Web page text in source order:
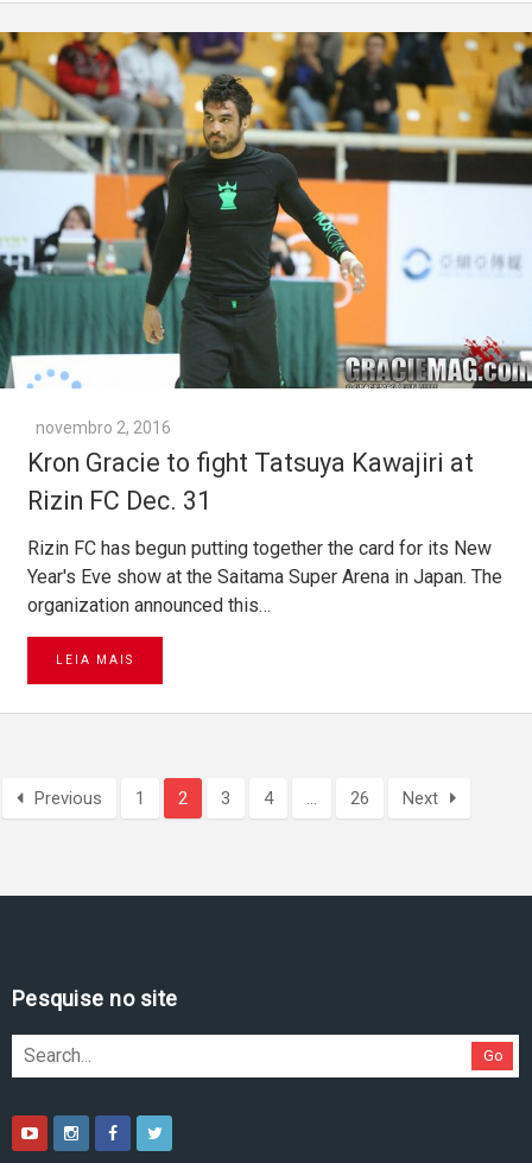
novembro 2, 2016
Kron Gracie to fight Tatsuya Kawajiri at
Rizin FC Dec. 31
Rizin FC has begun putting together the card for its New
Year's Eve show at the Saitama Super Arena in Japan. The
organization announced this…
LEIA MAIS
Previous 1 2 3 4 … 26 Next
Pesquise no site
Go